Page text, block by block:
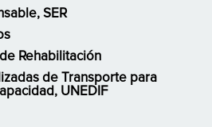
SER
Rehabilitación
de Transporte para
UNEDIF